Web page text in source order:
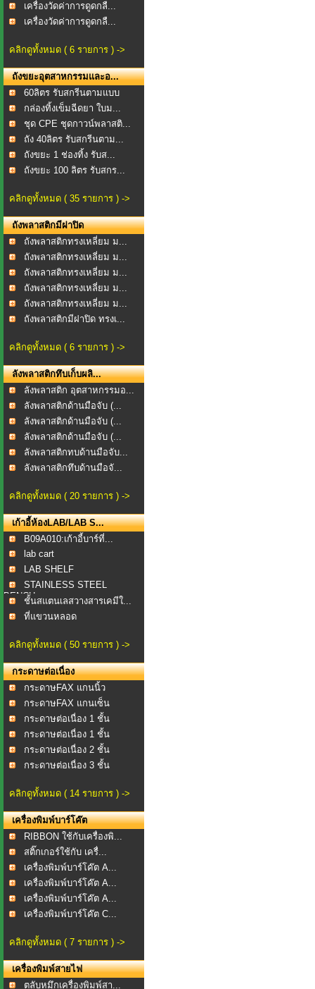
เครื่องวัดค่าการดูดกลื...
เครื่องวัดค่าการดูดกลื...
คลิกดูทั้งหมด ( 6 รายการ ) ->
ถังขยะอุตสาหกรรมและอ...
60ลิตร รับสกรีนตามแบบ
กล่องทิ้งเข็มฉีดยา ใบม...
ชุด CPE ชุดกาวน์พลาสติ...
ถัง 40ลิตร รับสกรีนตาม...
ถังขยะ 1 ช่องทิ้ง รับส...
ถังขยะ 100 ลิตร รับสกร...
คลิกดูทั้งหมด ( 35 รายการ ) ->
ถังพลาสติกมีฝาปิด
ถังพลาสติกทรงเหลี่ยม ม...
ถังพลาสติกทรงเหลี่ยม ม...
ถังพลาสติกทรงเหลี่ยม ม...
ถังพลาสติกทรงเหลี่ยม ม...
ถังพลาสติกทรงเหลี่ยม ม...
ถังพลาสติกมีฝาปิด ทรงเ...
คลิกดูทั้งหมด ( 6 รายการ ) ->
ลังพลาสติกทึบเก็บผลิ...
ลังพลาสติก อุตสาหกรรมอ...
ลังพลาสติกด้านมือจับ (...
ลังพลาสติกด้านมือจับ (...
ลังพลาสติกด้านมือจับ (...
ลังพลาสติกทบด้านมือจับ...
ลังพลาสติกทึบด้านมือจั...
คลิกดูทั้งหมด ( 20 รายการ ) ->
เก้าอี้ห้องLAB/LAB S...
B09A010:เก้าอี้บาร์ที่...
lab cart
LAB SHELF
STAINLESS STEEL
BENCHชั้นสแตนเลสวางสารเคมีใ...
ที่แขวนหลอด
คลิกดูทั้งหมด ( 50 รายการ ) ->
กระดาษต่อเนื่อง
กระดาษFAX แกนนิ้ว
กระดาษFAX แกนเซ็น
กระดาษต่อเนื่อง 1 ชั้น
กระดาษต่อเนื่อง 1 ชั้น
กระดาษต่อเนื่อง 2 ชั้น
กระดาษต่อเนื่อง 3 ชั้น
คลิกดูทั้งหมด ( 14 รายการ ) ->
เครื่องพิมพ์บาร์โค๊ต
RIBBON ใช้กับเครื่องพิ...
สติ๊กเกอร์ใช้กับ เครื่...
เครื่องพิมพ์บาร์โค๊ต A...
เครื่องพิมพ์บาร์โค๊ต A...
เครื่องพิมพ์บาร์โค๊ต A...
เครื่องพิมพ์บาร์โค๊ต C...
คลิกดูทั้งหมด ( 7 รายการ ) ->
เครื่องพิมพ์สายไฟ
ตลับหมึกเครื่องพิมพ์สา...